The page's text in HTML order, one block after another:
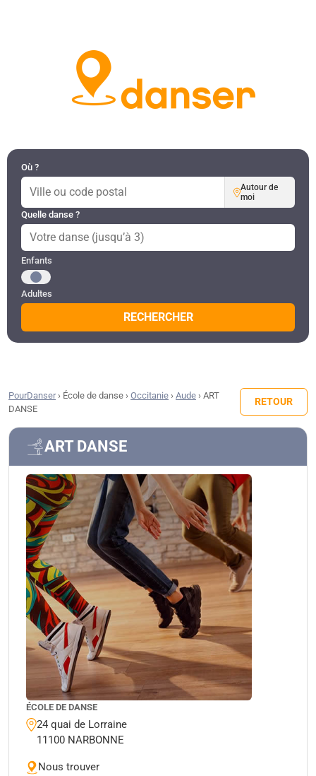
Où ?
Autour de
moi
Quelle danse ?
Public recherché
Enfants
Adultes
RECHERCHER
PourDanser› École de danse › Occitanie › Aude › ART
DANSE
RETOUR
ART DANSE
ÉCOLE DE DANSE
24 quai de Lorraine
11100 NARBONNE
Nous trouver